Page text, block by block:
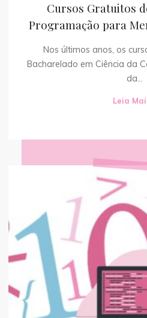
Cursos Gratuitos
Programação para
Nos últimos anos, os
Bacharelado em Ciência da
da...
Leia